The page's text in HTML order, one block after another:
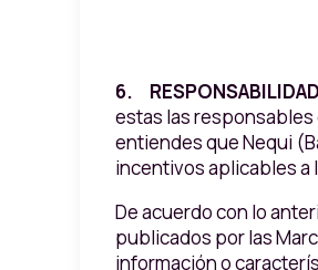
6.
estas las responsables
entiendes que Nequi
incentivos aplicables a
De acuerdo con lo
publicados por las
información o